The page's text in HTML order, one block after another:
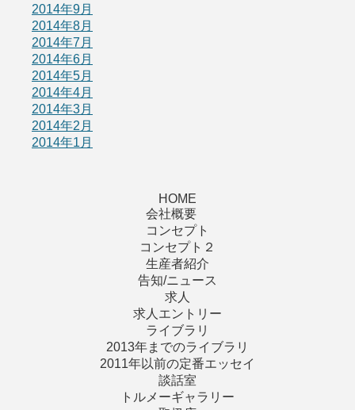
2014年9月
2014年8月
2014年7月
2014年6月
2014年5月
2014年4月
2014年3月
2014年2月
2014年1月
HOME
会社概要
コンセプト
コンセプト２
生産者紹介
告知/ニュース
求人
求人エントリー
ライブラリ
2013年までのライブラリ
2011年以前の定番エッセイ
談話室
トルメーギャラリー